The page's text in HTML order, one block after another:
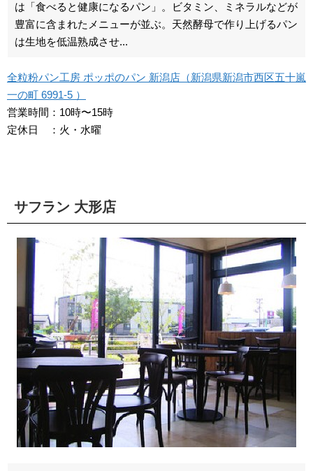
は「食べると健康になるパン」。ビタミン、ミネラルなどが
豊富に含まれたメニューが並ぶ。天然酵母で作り上げるパン
は生地を低温熟成させ...
全粒粉パン工房 ポッポのパン 新潟店（新潟県新潟市西区五十嵐
一の町 6991-5 ）
営業時間：10時〜15時
定休日 ：火・水曜
サフラン 大形店